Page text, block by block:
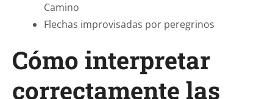
Camino
Flechas improvisadas por peregrinos
Cómo interpretar
correctamente las